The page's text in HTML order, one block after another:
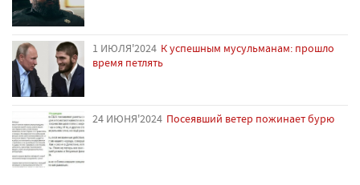
1 ИЮЛЯ'2024 К успешным мусульманам: прошло
время петлять
24 ИЮНЯ'2024 Посеявший ветер пожинает бурю